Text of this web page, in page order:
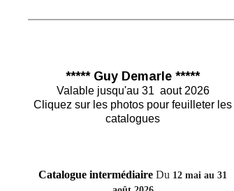
***** Guy Demarle *****
Valable jusqu'au 31 aout 2026
Cliquez sur les photos pour feuilleter les
catalogues
Catalogue intermédiaire Du 12 mai au 31